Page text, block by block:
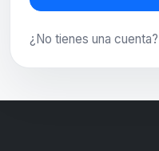
¿No tienes una cuenta?